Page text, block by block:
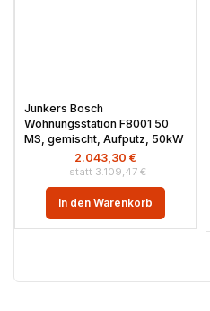
Junkers Bosch
Wohnungsstation F8001 50
MS, gemischt, Aufputz, 50kW
3.109,47 €
2.043,30 €
In den Warenkorb